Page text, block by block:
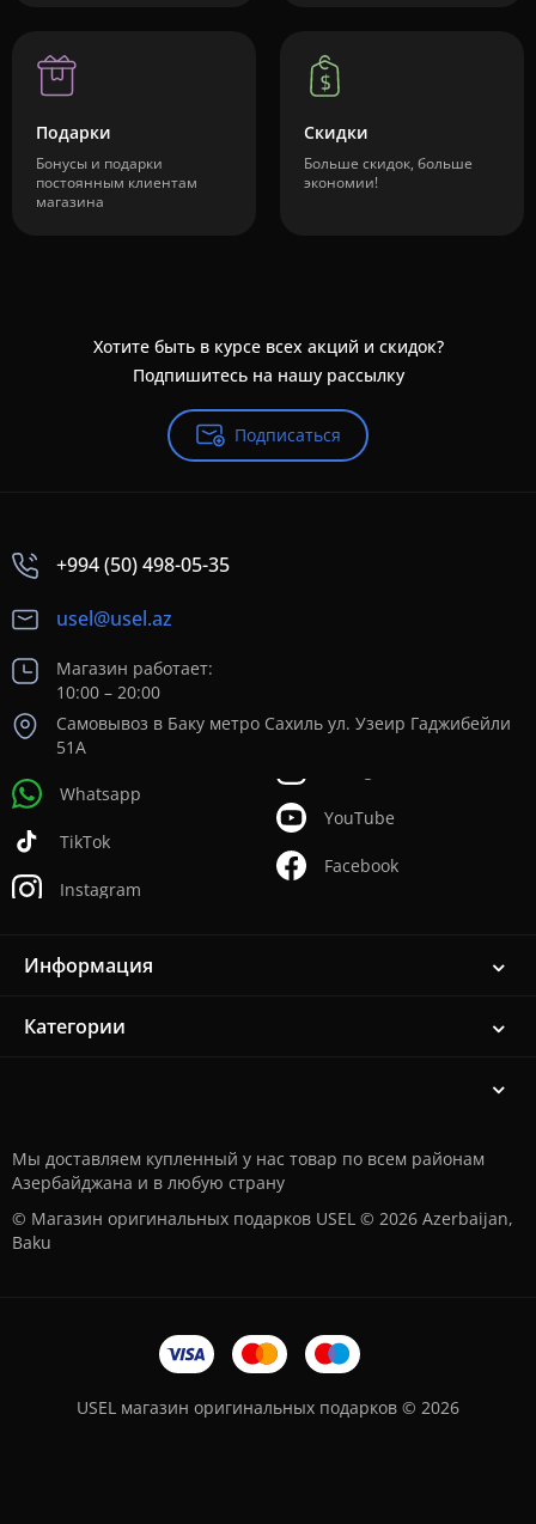
Подарки
Бонусы и подарки
постоянным клиентам
магазина
Скидки
Больше скидок, больше
экономии!
Хотите быть в курсе всех акций и скидок?
Подпишитесь на нашу рассылку
Подписаться
+994 (50) 498-05-35
usel@usel.az
Магазин работает:
10:00 – 20:00
Самовывоз в Баку метро Сахиль ул. Узеир Гаджибейли
51А
Whatsapp
TikTok
Instagram
YouTube
Facebook
Информация
Категории
Мы доставляем купленный у нас товар по всем районам
Азербайджана и в любую страну
© Магазин оригинальных подарков USEL © 2026 Azerbaijan,
Baku
USEL магазин оригинальных подарков © 2026